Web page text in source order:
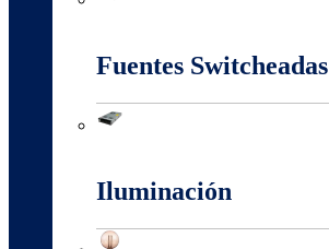
Fuentes Switcheadas
Iluminación